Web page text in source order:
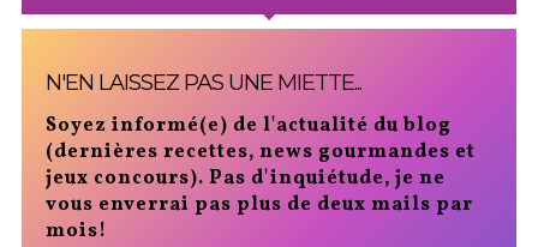
N'EN LAISSEZ PAS UNE MIETTE...
Soyez informé(e) de l'actualité du blog
(dernières recettes, news gourmandes et
jeux concours). Pas d'inquiétude, je ne
vous enverrai pas plus de deux mails par
mois!